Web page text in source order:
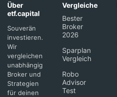
Über
etf.capital
Souverän
investieren.
Wir
vergleichen
unabhängig
Broker und
Strategien
für deinen
Vergleiche
Bester
Broker
2026
Sparplan
Vergleich
Robo
Advisor
Test